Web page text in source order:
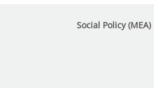
Social Policy (MEA)